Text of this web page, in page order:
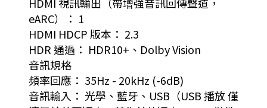
eARC）： 1
HDMI HDCP 版本： 2.3
HDR 通過： HDR10+、Dolby Vision
音訊規格
頻率回應： 35Hz - 20kHz (-6dB)
音訊輸入： 光學、藍牙、USB（USB 播放 僅